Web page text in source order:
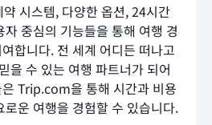
시스템, 다양한 옵션, 24시간
중심의 기능들을 통해 여행 경
합니다. 전 세계 어디든 떠나고
을 수 있는 여행 파트너가 되어
Trip.com을 통해 시간과 비용
운 여행을 경험할 수 있습니다.